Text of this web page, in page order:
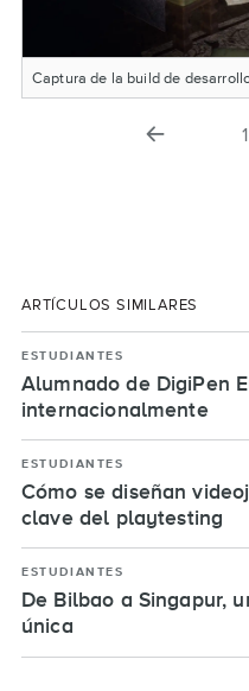
Captura de la build de
1
ARTÍCULOS SIMILARES
ESTUDIANTES
Alumnado de DigiPen
internacionalmente
ESTUDIANTES
Cómo se diseñan
clave del playtesting
ESTUDIANTES
De Bilbao a Singapur,
única